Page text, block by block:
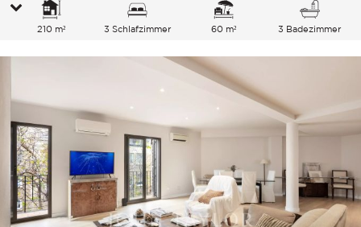
210 m² 3 Schlafzimmer 60 m² 3 Badezimmer